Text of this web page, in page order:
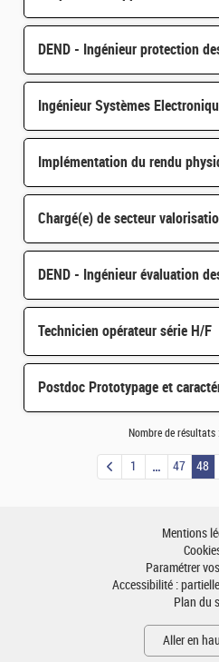
Chargé(e) de secteur
Technicien opérateur série H/F
Nombre de résultats :
1 47 48
Mentions
Paramétrer
Accessibilité :
Plan du
Aller en